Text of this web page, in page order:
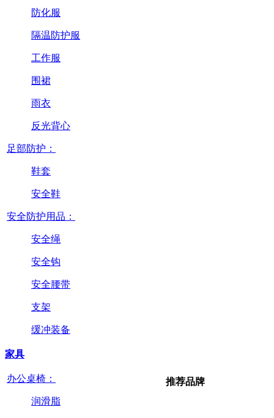
防化服
隔温防护服
工作服
围裙
雨衣
反光背心
足部防护：
鞋套
安全鞋
安全防护用品：
安全绳
安全钩
安全腰带
支架
缓冲装备
家具
办公桌椅：
润滑脂
推荐品牌